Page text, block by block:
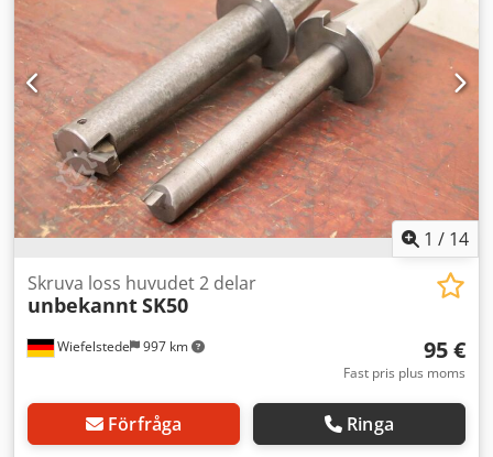
1 / 14
Wiefelstede 997 km
Skruva loss huvudet 2 delar
unbekanntSK50
95 €
Fast pris plus moms
Förfråga Ringa